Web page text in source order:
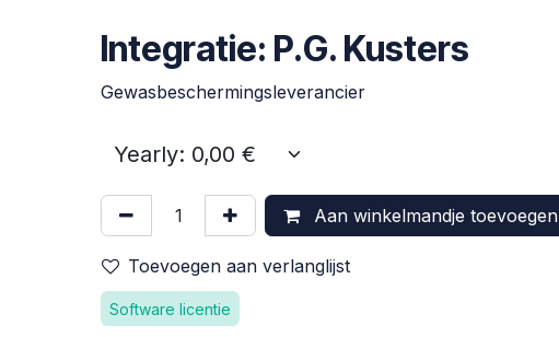
Integratie: P.G. Kusters
Gewasbeschermingsleverancier
Aan winkelmandje toevoegen
Toevoegen aan verlanglijst
Software licentie